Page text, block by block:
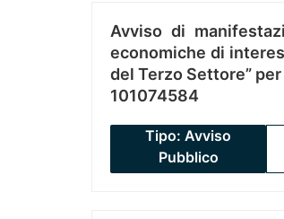
Avviso di
economiche di
del Terzo Settore”
101074584
Tipo: Avviso
Pubblico